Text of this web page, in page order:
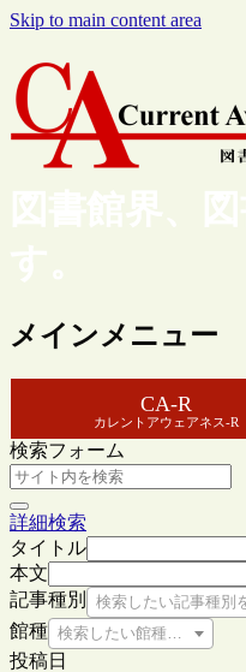
Skip to main content area
図書館界、
す。
メインメニュー
CA-R
カレントアウェアネス-R
検索フォーム
詳細検索
タイトル
本文
記事種別
検索したい記事種別
館種 検索したい館種を選択して
投稿日